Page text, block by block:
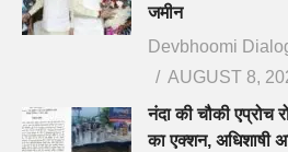
जमीन
Devbhoomi
AUGUST 8,
नंदा की चौकी एप्रोच
का एक्शन, अधिशाषी